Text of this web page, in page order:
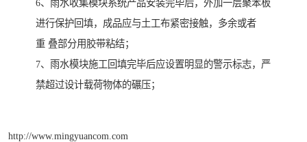
6、雨水收集模块系统产品安装完毕后，外加一层聚苯板
进行保护回填，成品应与土工布紧密接触，多余或者
重 叠部分用胶带粘结；
7、雨水模块施工回填完毕后应设置明显的警示标志，严
禁超过设计载荷物体的碾压；
http://www.mingyuancom.com